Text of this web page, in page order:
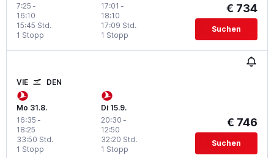
7:25 -
16:10
1 Stopp
15:45 Std.
17:01 -
18:10
1 Stopp
17:09 Std.
€ 734
Suchen
VIE DEN
Mo 31.8.
16:35 -
18:25
1 Stopp
33:50 Std.
Di 15.9.
20:30 -
12:50
1 Stopp
32:20 Std.
€ 746
Suchen